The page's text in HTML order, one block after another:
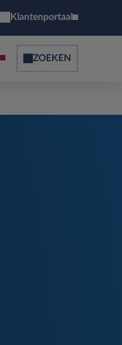
Klantenportaal
ZOEKEN